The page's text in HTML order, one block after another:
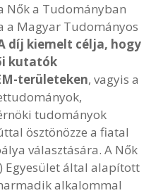
Nők a Tudományban
a Magyar Tudományos
díj kiemelt célja, hogy
kutatók
területeken, vagyis a
tudományok
ösztönözze a fiatal
választására. A Nők
Egyesület által alapított
alkalommal